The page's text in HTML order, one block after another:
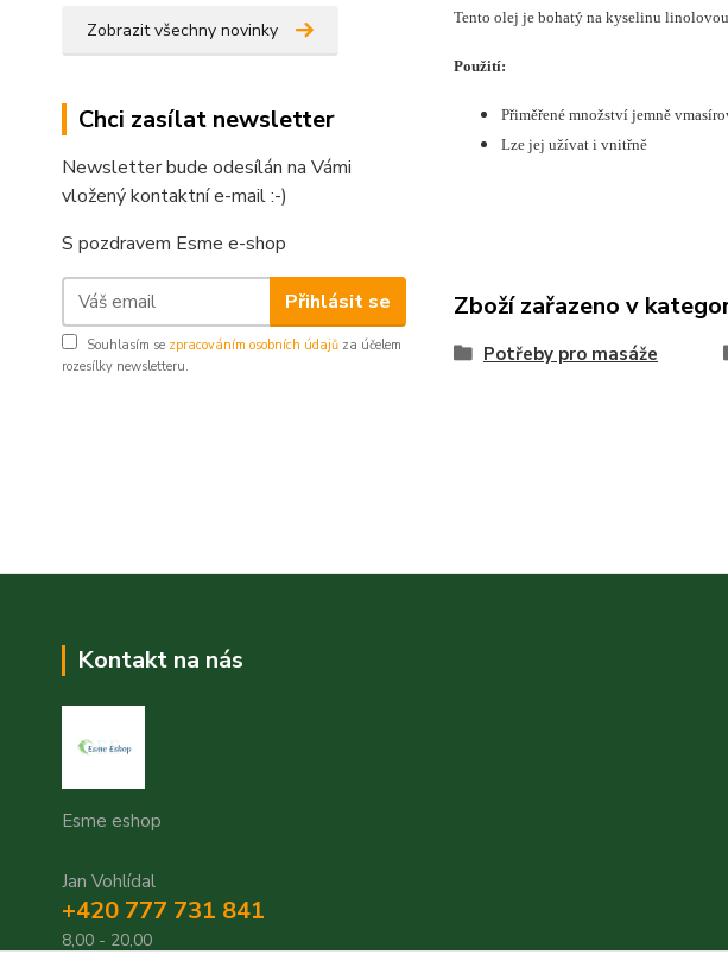
Zobrazit všechny novinky
Chci zasílat newsletter
Newsletter bude odesílán na Vámi
vložený kontaktní e-mail :-)
S pozdravem Esme e-shop
Přihlásit se
Souhlasím se zpracováním osobních údajů za účelem
rozesílky newsletteru.
Tento olej je bohatý na kyselinu
Použití:
Přiměřené množství jemně
Lze jej užívat i vnitřně
Zboží zařazeno v
Potřeby pro masáže
Kontakt na nás
Esme eshop
Jan Vohlídal
+420 777 731 841
8,00 - 20,00